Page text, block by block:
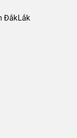
ĐắkLắk